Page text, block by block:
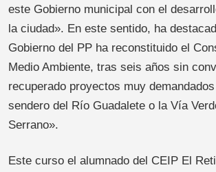
este Gobierno municipal con el
la ciudad». En este sentido, ha
Gobierno del PP ha reconstituido el
Medio Ambiente, tras seis años sin
recuperado proyectos muy
sendero del Río Guadalete o la Vía
Serrano».
Este curso el alumnado del CEIP El